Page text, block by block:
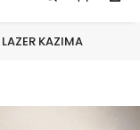
LAZER KAZIMA